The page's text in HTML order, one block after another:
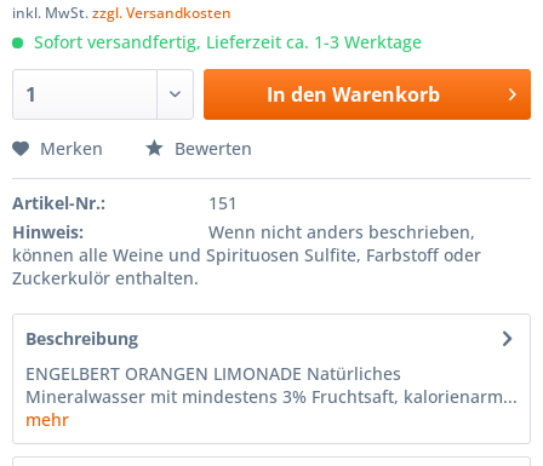
inkl. MwSt.zzgl. Versandkosten
Sofort versandfertig, Lieferzeit ca. 1-3 Werktage
In den Warenkorb
Merken Bewerten
Artikel-Nr.:
151
Hinweis:
Wenn nicht anders beschrieben,
können alle Weine und Spirituosen Sulfite, Farbstoff oder
Zuckerkulör enthalten.
Beschreibung
ENGELBERT ORANGEN LIMONADE Natürliches
Mineralwasser mit mindestens 3% Fruchtsaft, kalorienarm...
mehr